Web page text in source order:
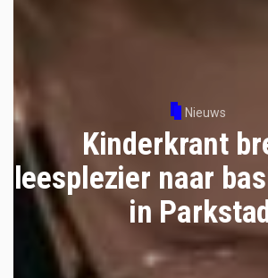
Nieuws
Kinderkrant
leesplezier naar
in Parkstad